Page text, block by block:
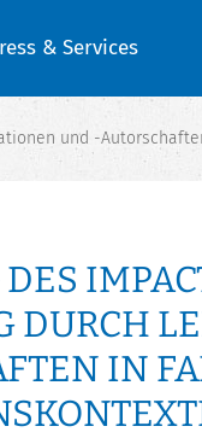
& Services
und -
DURCH
IN